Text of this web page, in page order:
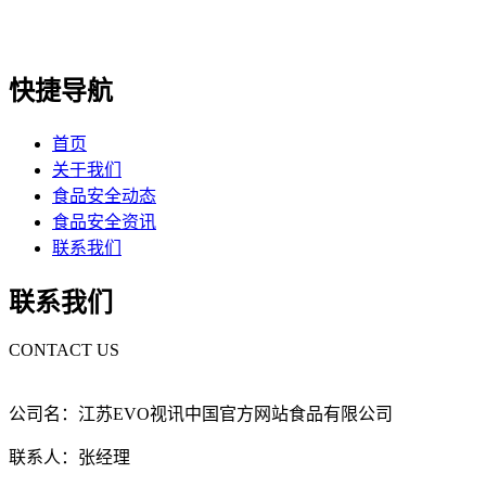
快捷导航
首页
关于我们
食品安全动态
食品安全资讯
联系我们
联系我们
CONTACT US
公司名：江苏EVO视讯中国官方网站食品有限公司
联系人：张经理